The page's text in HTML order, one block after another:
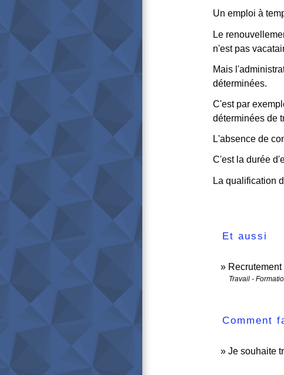
Un emploi à
Le
n'est pas
Mais
déterminées.
C'est par
déterminées de
L'absence de
C'est la durée
La qualification
Et aussi
Travail -
Comment
Je souhaite